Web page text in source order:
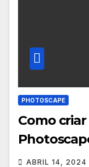
PHOTOSCAPE
Como
ABRIL 14, 2024